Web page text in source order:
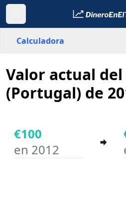
Calculadora
País
Año inicial
Valor actual
(Portugal) de
€100
en 2012